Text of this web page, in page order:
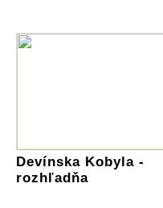
Devínska Kobyla -
rozhľadňa